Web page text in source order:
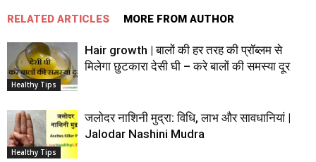
RELATED ARTICLES MORE FROM AUTHOR
Healthy Tips
Hair growth | बालों की हर तरह की प्रॉब्लम से
मिलेगा छुटकारा देसी घी – करे बालों की समस्या दूर
Healthy Tips
जलोदर नाशिनी मुद्रा: विधि, लाभ और सावधानियां |
Jalodar Nashini Mudra